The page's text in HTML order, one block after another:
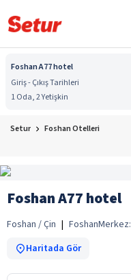
Foshan A77 hotel
Giriş - Çıkış Tarihleri
1 Oda, 2 Yetişkin
Setur Foshan Otelleri
Foshan A77 hotel
Foshan / Çin | FoshanMerkez:
Haritada Gör